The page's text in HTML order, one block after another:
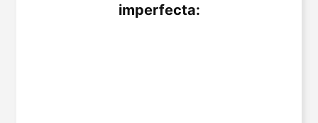
imperfecta: